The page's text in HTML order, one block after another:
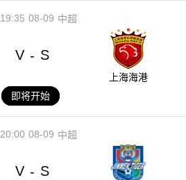
08-09
19:35 中超
V - S
上海海港
即将开始
08-09
20:00 中超
V - S